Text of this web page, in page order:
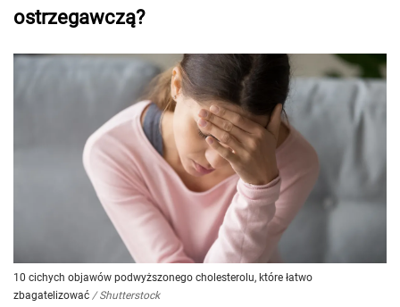
ostrzegawczą?
10 cichych objawów podwyższonego cholesterolu, które łatwo
zbagatelizować / Shutterstock